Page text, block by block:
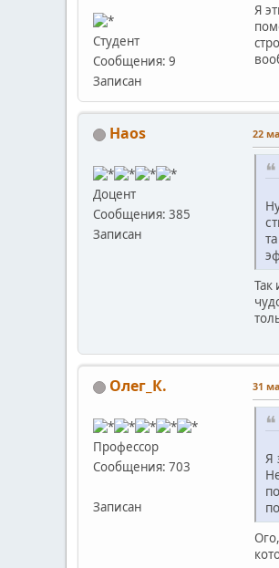
Студент
Сообщения: 9
Записан
Я
Haos
Доцент
Сообщения: 385
Записан
22
Так
Олег_К.
Профессор
Сообщения: 703
Записан
31
Я